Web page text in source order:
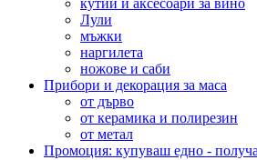
Лули
мъжки
наргилета
ножове и саби
Прибори и декорация за маса
от дърво
от керамика и полирезин
от метал
Промоция: купуваш едно -